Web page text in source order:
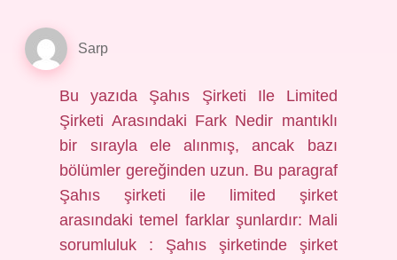
Sarp
Bu yazıda Şahıs Şirketi Ile Limited
Şirketi Arasındaki Fark Nedir mantıklı
bir sırayla ele alınmış, ancak bazı
bölümler gereğinden uzun. Bu paragraf
Şahıs şirketi ile limited şirket
arasındaki temel farklar şunlardır: Mali
sorumluluk : Şahıs şirketinde şirket